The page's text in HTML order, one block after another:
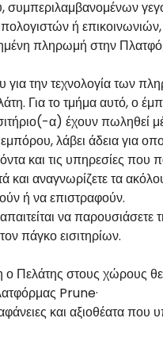
συμπεριλαμβανομένων
ή
πληρωμή στην
την τεχνολογία των
Για το τμήμα αυτό, ο
α) έχουν
λάβει άδεια για
και τις υπηρεσίες
και αναγνωρίζετε τα
ή να επιστραφούν.
να παρουσιάσετε
πάγκο εισιτηρίων.
ο Πελάτης στους χώρους
Prune·
και αξιοθέατα που